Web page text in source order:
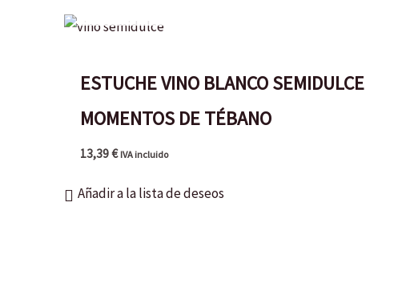
ESTUCHE VINO BLANCO SEMIDULCE
MOMENTOS DE TÉBANO
13,39€ IVA incluido
Añadir a la lista de deseos